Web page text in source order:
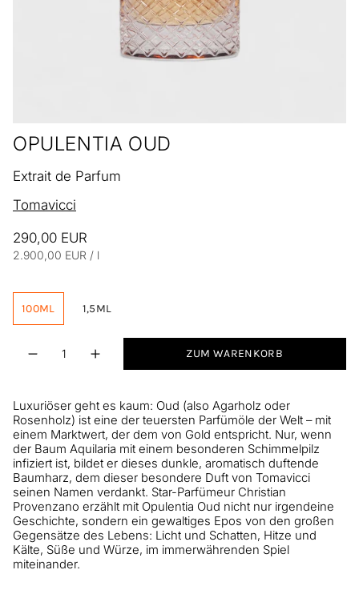
OPULENTIA OUD
Extrait de Parfum
Tomavicci
290,00 EUR
Einheitspreis
2.900,00 EUR /pro
l
100ML 1,5ML
ZUM WARENKORB
Luxuriöser geht es kaum: Oud (also Agarholz oder
Rosenholz) ist eine der teuersten Parfümöle der Welt – mit
einem Marktwert, der dem von Gold entspricht. Nur, wenn
der Baum Aquilaria mit einem besonderen Schimmelpilz
infiziert ist, bildet er dieses dunkle, aromatisch duftende
Baumharz, dem dieser besondere Duft von Tomavicci
seinen Namen verdankt. Star-Parfümeur Christian
Provenzano erzählt mit Opulentia Oud nicht nur irgendeine
Geschichte, sondern ein gewaltiges Epos von den großen
Gegensätze des Lebens: Licht und Schatten, Hitze und
Kälte, Süße und Würze, im immerwährenden Spiel
miteinander.